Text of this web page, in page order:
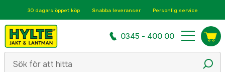
30 dagars öppet köp Snabba leveranser Personlig service
0345 - 400 00